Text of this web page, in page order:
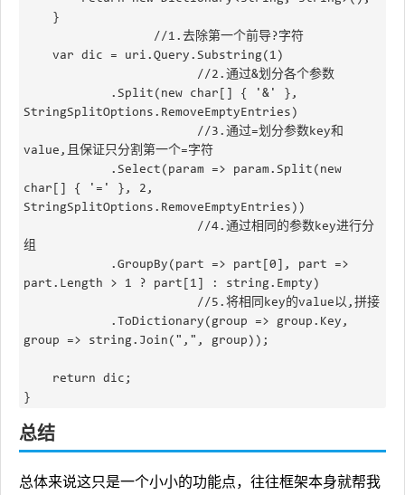
StringSplitOptions.RemoveEmptyEntries)
value,且保证只分割第一个=字符
char[] { '=' }, 2,
StringSplitOptions.RemoveEmptyEntries))
组
part.Length > 1 ? part[1] : string.Empty)
group => string.Join(",", group));
总结
总体来说这只是一个小小的功能点，往往框架本身就帮我